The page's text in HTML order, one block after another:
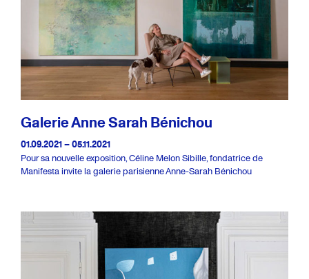
Galerie Anne Sarah Bénichou
01.09.2021 – 05.11.2021
Pour sa nouvelle exposition, Céline Melon Sibille, fondatrice de
Manifesta invite la galerie parisienne Anne-Sarah Bénichou